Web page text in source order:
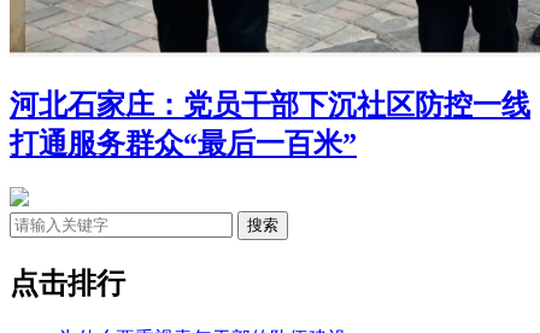
河北石家庄：党员干部下沉社区防控一线
打通服务群众“最后一百米”
点击排行